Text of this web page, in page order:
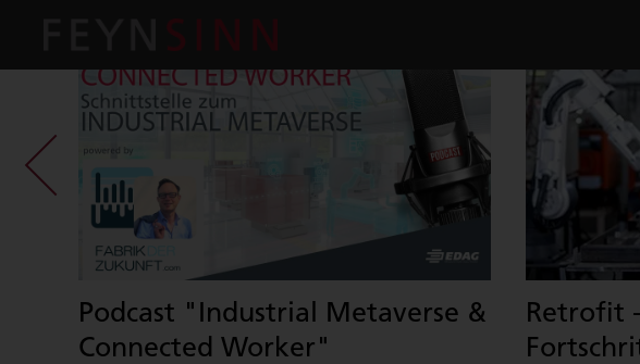
Podcast "Industrial Metaverse &
Connected Worker"
Retrofit